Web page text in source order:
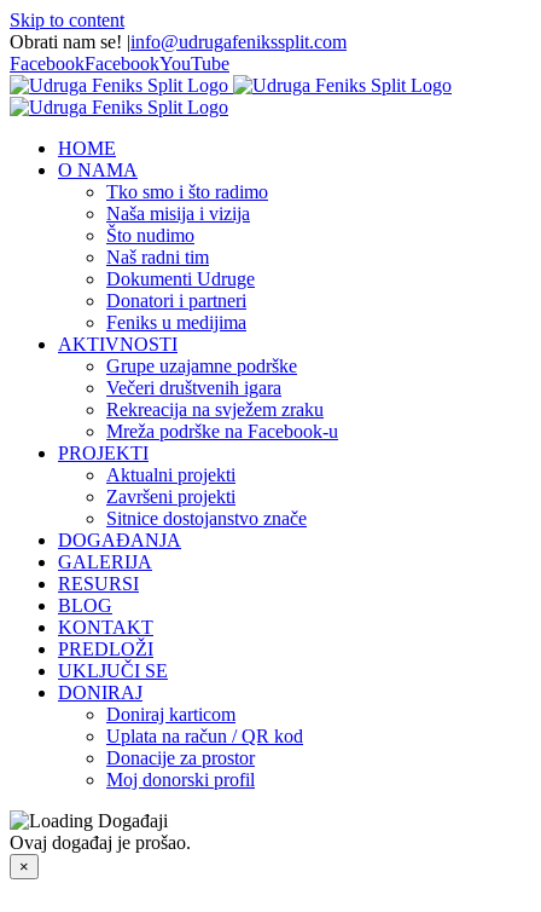
Skip to content
Obrati nam se! |info@udrugafenikssplit.com
FacebookFacebookYouTube
HOME
O NAMA
Tko smo i što radimo
Naša misija i vizija
Što nudimo
Naš radni tim
Dokumenti Udruge
Donatori i partneri
Feniks u medijima
AKTIVNOSTI
Grupe uzajamne podrške
Večeri društvenih igara
Rekreacija na svježem zraku
Mreža podrške na Facebook-u
PROJEKTI
Aktualni projekti
Završeni projekti
Sitnice dostojanstvo znače
DOGAĐANJA
GALERIJA
RESURSI
BLOG
KONTAKT
PREDLOŽI
UKLJUČI SE
DONIRAJ
Doniraj karticom
Uplata na račun / QR kod
Donacije za prostor
Moj donorski profil
Ovaj događaj je prošao.
×